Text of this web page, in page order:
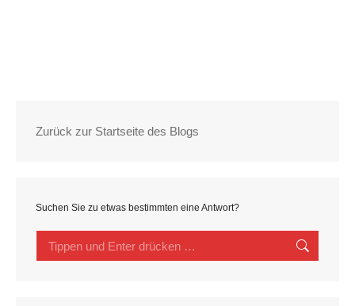
Zurück zur Startseite des Blogs
Suchen Sie zu etwas bestimmten eine Antwort?
Search: